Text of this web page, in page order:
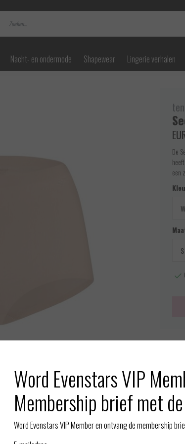
Nacht- en ondermode Shapewear Lingerie verhalen
Afbeelding vergroten
De
een
Word Evenstars VIP
Membership brief met
Word Evenstars VIP Member en ontvang de membership